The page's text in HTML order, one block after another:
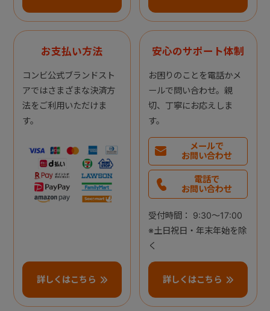
お支払い方法
コンビ公式ブランドスト
アではさまざまな決済方
法をご利用いただけま
す。
詳しくはこちら
安心のサポート体制
お困りのことを電話かメ
ールで問い合わせ。親
切、丁寧にお応えしま
す。
メールで
お問い合わせ
電話で
お問い合わせ
受付時間： 9:30～17:00
※土日祝日・年末年始を除
く
詳しくはこちら